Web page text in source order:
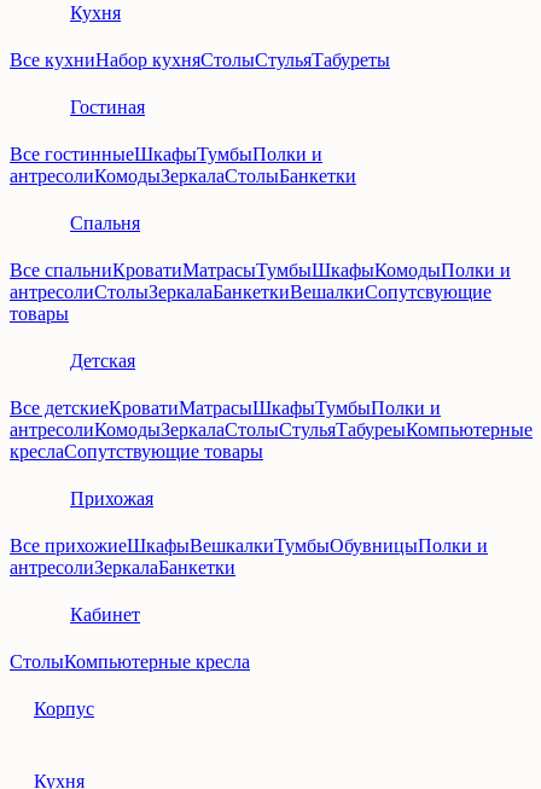
Кухня
Все кухниНабор кухняСтолыСтульяТабуреты
Гостиная
Все гостинныеШкафыТумбыПолки и
антресолиКомодыЗеркалаСтолыБанкетки
Спальня
Все спальниКроватиМатрасыТумбыШкафыКомодыПолки и
антресолиСтолыЗеркалаБанкеткиВешалкиСопутсвующие
товары
Детская
Все детскиеКроватиМатрасыШкафыТумбыПолки и
антресолиКомодыЗеркалаСтолыСтульяТабуреыКомпьютерные
креслаСопутствующие товары
Прихожая
Все прихожиеШкафыВешкалкиТумбыОбувницыПолки и
антресолиЗеркалаБанкетки
Кабинет
СтолыКомпьютерные кресла
Корпус
Кухня